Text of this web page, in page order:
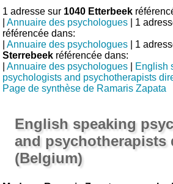
1 adresse sur 1040 Etterbeek
|Annuaire des psychologues | 1
référencée dans:
|Annuaire des psychologues | 1
Sterrebeek référencée dans:
|Annuaire des psychologues
English
psychologists and psychotherapists
Page de synthèse de Ramaris Zapata
English speaking
and psychotherapists
(Belgium)